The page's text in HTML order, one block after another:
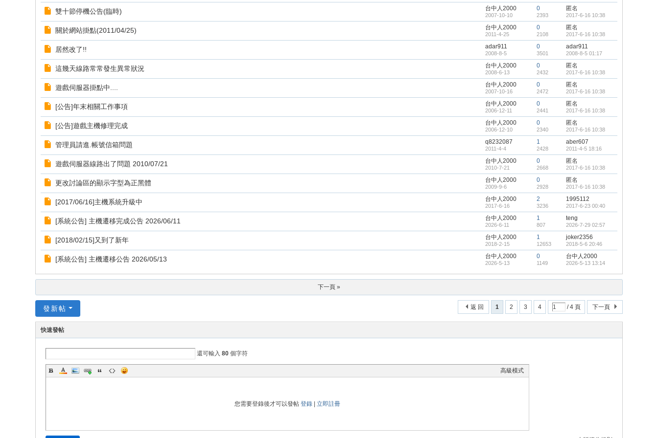
雙十節停機公告(臨時) 台中人2000
2007-10-10
0
2393
匿名
2017-6-16 10:38
關於網站掛點(2011/04/25) 台中人2000
2011-4-25
0
2108
匿名
2017-6-16 10:38
居然改了!! adar911
2008-8-5
0
3501
adar911
2008-8-5 01:17
這幾天線路常常發生異常狀況 台中人2000
2008-6-13
0
2432
匿名
2017-6-16 10:38
遊戲伺服器掛點中.... 台中人2000
2007-10-16
0
2472
匿名
2017-6-16 10:38
[公告]年末相關工作事項 台中人2000
2006-12-11
0
2441
匿名
2017-6-16 10:38
[公告]遊戲主機修理完成 台中人2000
2006-12-10
0
2340
匿名
2017-6-16 10:38
管理員請進.帳號信箱問題 q8232087
2011-4-4
1
2428
aber607
2011-4-5 18:16
遊戲伺服器線路出了問題 2010/07/21 台中人2000
2010-7-21
0
2668
匿名
2017-6-16 10:38
更改討論區的顯示字型為正黑體 台中人2000
2009-9-6
0
2928
匿名
2017-6-16 10:38
[2017/06/16]主機系統升級中 台中人2000
2017-6-16
2
3236
1995112
2017-6-23 00:40
[系統公告] 主機遷移完成公告 2026/06/11 台中人2000
2026-6-11
1
807
teng
2026-7-29 02:57
[2018/02/15]又到了新年 台中人2000
2018-2-15
1
12653
joker2356
2018-5-6 20:46
[系統公告] 主機遷移公告 2026/05/13 台中人2000
2026-5-13
0
1149
台中人2000
2026-5-13 13:14
下一頁 »
1 2 3 4 / 4 頁 下一頁
返 回
發新帖
快速發帖
還可輸入 80 個字符
高級模式
您需要登錄後才可以發帖 登錄 立即註冊